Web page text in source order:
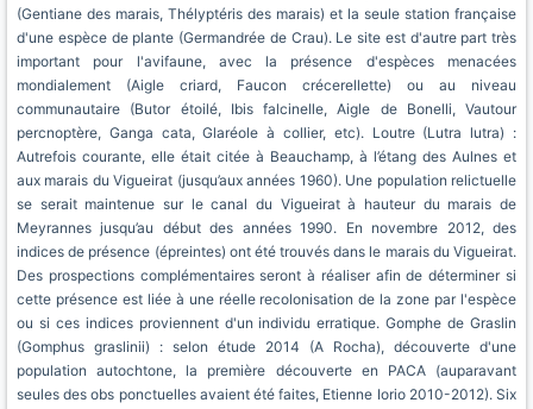
(Gentiane des marais, Thélyptéris des marais) et la seule station française
d'une espèce de plante (Germandrée de Crau). Le site est d'autre part très
important pour l'avifaune, avec la présence d'espèces menacées
mondialement (Aigle criard, Faucon crécerellette) ou au niveau
communautaire (Butor étoilé, Ibis falcinelle, Aigle de Bonelli, Vautour
percnoptère, Ganga cata, Glaréole à collier, etc). Loutre (Lutra lutra) :
Autrefois courante, elle était citée à Beauchamp, à l’étang des Aulnes et
aux marais du Vigueirat (jusqu’aux années 1960). Une population relictuelle
se serait maintenue sur le canal du Vigueirat à hauteur du marais de
Meyrannes jusqu’au début des années 1990. En novembre 2012, des
indices de présence (épreintes) ont été trouvés dans le marais du Vigueirat.
Des prospections complémentaires seront à réaliser afin de déterminer si
cette présence est liée à une réelle recolonisation de la zone par l'espèce
ou si ces indices proviennent d'un individu erratique. Gomphe de Graslin
(Gomphus graslinii) : selon étude 2014 (A Rocha), découverte d'une
population autochtone, la première découverte en PACA (auparavant
seules des obs ponctuelles avaient été faites, Etienne Iorio 2010-2012). Six